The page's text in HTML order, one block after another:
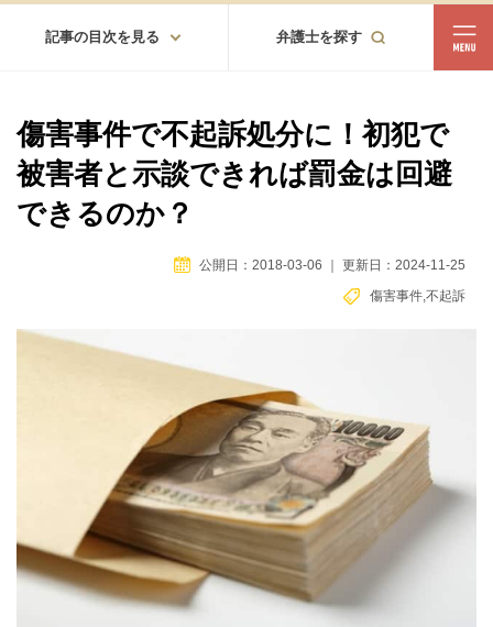
記事の目次を見る 弁護士を探す
都道府県から探す
北海道・東北
北海道 青森 岩手
埼玉 千葉
静岡 愛知 三重
滋賀 京都 大阪 兵庫 奈良
傷害事件で不起訴処分に！初犯で
被害者と示談できれば罰金は回避
できるのか？
公開日：2018-03-06 更新日：2024-11-25
傷害事件,不起訴